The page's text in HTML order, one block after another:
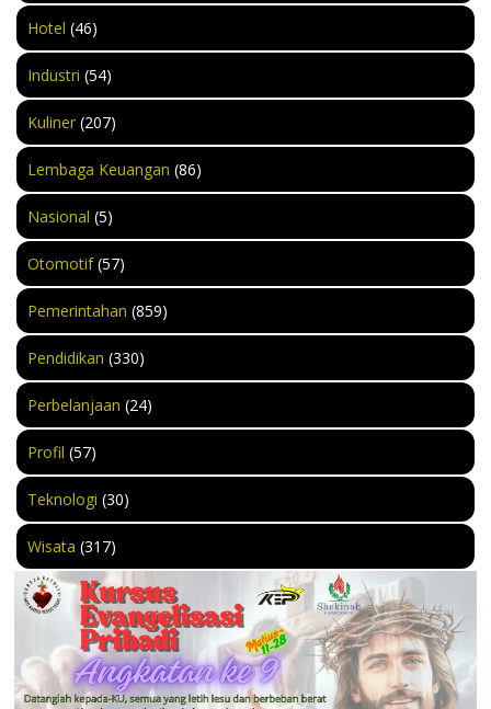
Hotel (46)
Industri (54)
Kuliner (207)
Lembaga Keuangan (86)
Nasional (5)
Otomotif(57)
Pemerintahan (859)
Pendidikan (330)
Perbelanjaan (24)
Profil (57)
Teknologi (30)
Wisata (317)